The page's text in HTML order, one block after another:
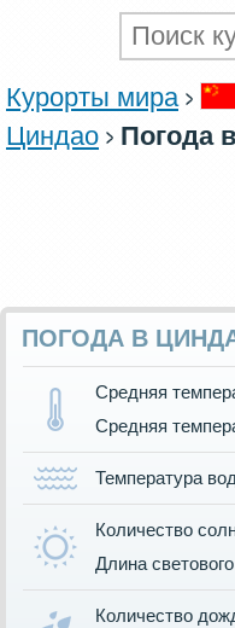
Курорты мира
Циндао
Погода
ПОГОДА В
Средняя
Средняя
Температура
Количество
Длина
Количество